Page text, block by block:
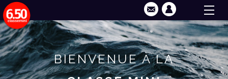
BIENVENUE À LA